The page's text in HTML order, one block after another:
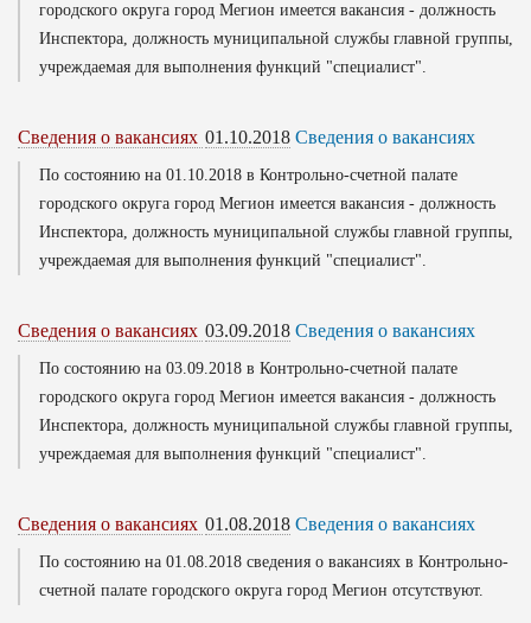
городского округа город Мегион имеется вакансия - должность
Инспектора, должность муниципальной службы главной группы,
учреждаемая для выполнения функций "специалист".
Сведения о вакансиях 01.10.2018 Сведения о вакансиях
По состоянию на 01.10.2018 в Контрольно-счетной палате
городского округа город Мегион имеется вакансия - должность
Инспектора, должность муниципальной службы главной группы,
учреждаемая для выполнения функций "специалист".
Сведения о вакансиях 03.09.2018 Сведения о вакансиях
По состоянию на 03.09.2018 в Контрольно-счетной палате
городского округа город Мегион имеется вакансия - должность
Инспектора, должность муниципальной службы главной группы,
учреждаемая для выполнения функций "специалист".
Сведения о вакансиях 01.08.2018 Сведения о вакансиях
По состоянию на 01.08.2018 сведения о вакансиях в Контрольно-
счетной палате городского округа город Мегион отсутствуют.